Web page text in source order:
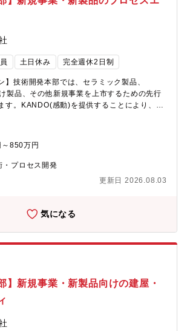
ことができます。【採用背景】開発テーマが
強化のための採用となります。
土日休み 完全週休2日制
】技術開発本部では、セラミック製品、
製品、その他新規事業を上市するための先行
す。KANDO(感動)を提供することにより、新
す。モノづくり支援部では工法開発から設備
ら量産移行期の生産技術業務を広く担ってい
量産前パイロットラインならびに量産移行ラ
法開発（プロセス開発）、設備開発および設
テーマごとに、上記業務に広く携わっていた
る設備、プロセス、電気、システム不具合改
開発2G：検証機～パイロット機を担当工法調
性改善、品質改善など新規プロセス開発メー
調査、設備設計/仕様書作成、試験機立上げな
拠点や中国の設備メーカーの方とのやり取り
ルを生かしていただくことも可能です。【配
本部 ものづくり支援部 生産技術１G（52
術２G（30名）【業務の魅力】・まだ世に出
ることのできる業務です。顧客の仕様に合わ
務に携わることが可能です。担当製品が多岐
850万円
・プロセス開発
更新日 2026.08.03
気になる
】新規事業・新製品向けの建屋・